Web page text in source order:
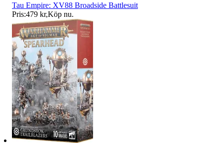
Tau Empire: XV88 Broadside Battlesuit
Pris:479 kr,Köp nu.